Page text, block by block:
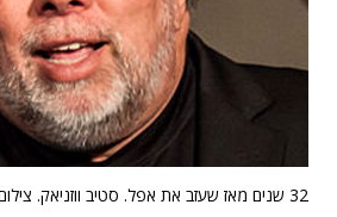
32 שנים מאז שעזב את אפל. סטיב ווזניאק. צילום: ניקולס הריסון, ויקיפדיה